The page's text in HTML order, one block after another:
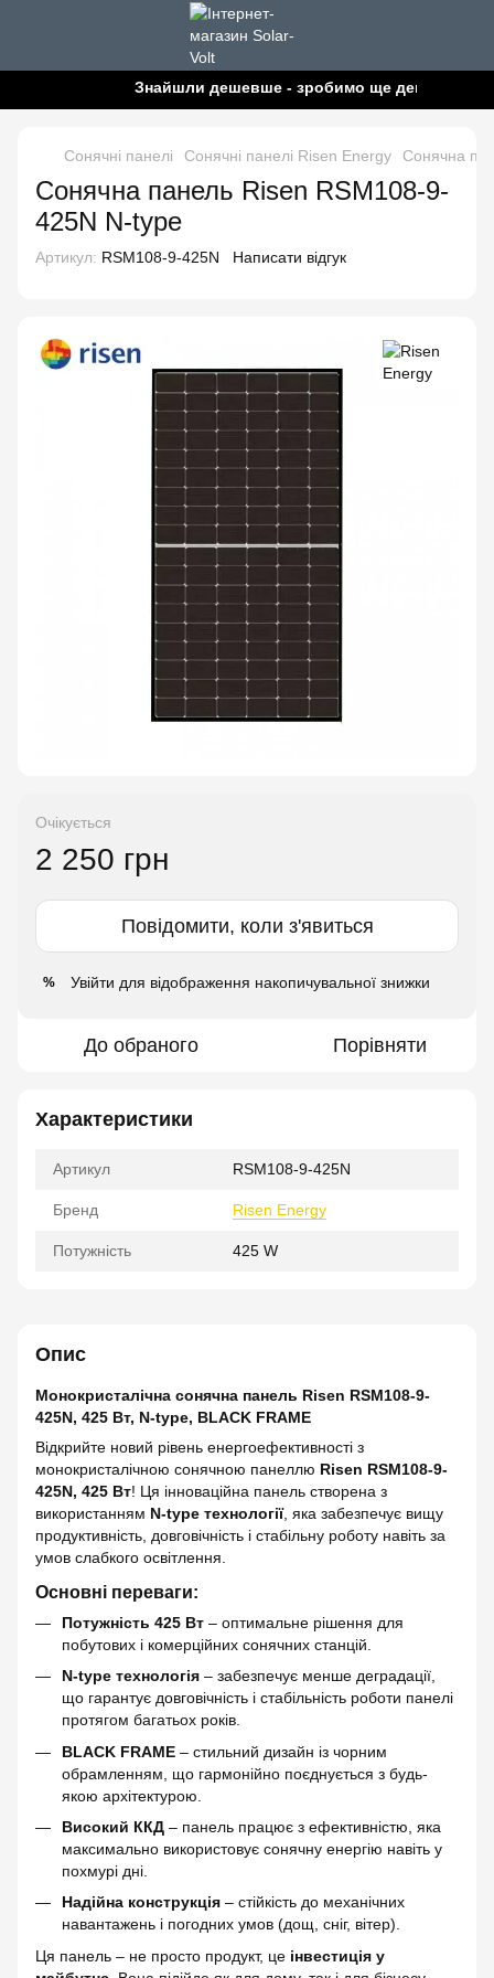
Знайшли дешевше - зробимо ще дешевше!
Сонячні панелі Сонячні панелі Risen Energy Сонячна
Сонячна панель Risen RSM108-9-
425N N-type
Артикул: RSM108-9-425N Написати відгук
Очікується
2 250 грн
Повідомити, коли з'явиться
% Увійти для відображення накопичувальної знижки
До обраного Порівняти
Характеристики
Артикул RSM108-9-425N
Бренд Risen Energy
Потужність 425 W
Опис
Монокристалічна сонячна панель Risen RSM108-9-
425N, 425 Вт, N-type, BLACK FRAME
Відкрийте новий рівень енергоефективності з
монокристалічною сонячною панеллю Risen RSM108-9-
425N, 425 Вт! Ця інноваційна панель створена з
використанням N-type технології, яка забезпечує вищу
продуктивність, довговічність і стабільну роботу навіть за
умов слабкого освітлення.
Основні переваги:
Потужність 425 Вт – оптимальне рішення для
побутових і комерційних сонячних станцій.
N-type технологія – забезпечує менше деградації,
що гарантує довговічність і стабільність роботи панелі
протягом багатьох років.
BLACK FRAME – стильний дизайн із чорним
обрамленням, що гармонійно поєднується з будь-
якою архітектурою.
Високий ККД – панель працює з ефективністю, яка
максимально використовує сонячну енергію навіть у
похмурі дні.
Надійна конструкція – стійкість до механічних
навантажень і погодних умов (дощ, сніг, вітер).
Ця панель – не просто продукт, це інвестиція у